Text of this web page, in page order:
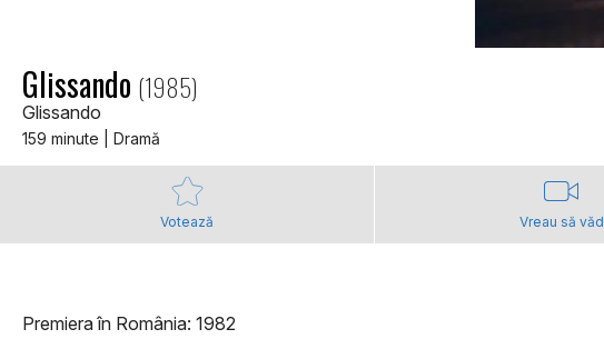
Glissando (1985)
Glissando
159 minute | Dramă
Votează Vreau să văd
Premiera în România: 1982